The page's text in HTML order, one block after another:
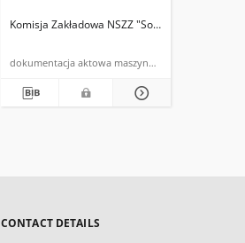
ni Pracy "Twórczość" w
Komisja Zakładowa NSZZ "Solidarność" w
dokumentacja aktowa maszynopis
CONTACT DETAILS